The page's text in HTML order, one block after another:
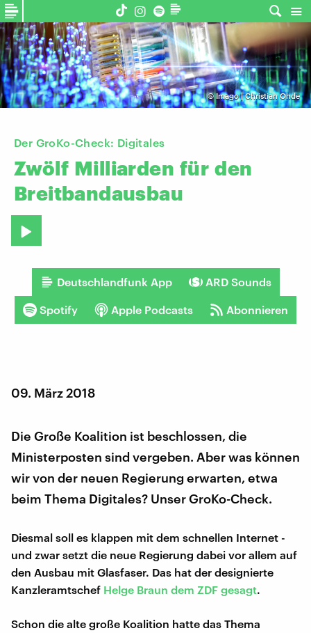
©Imago | Christian Ohde
Der GroKo-Check: Digitales
Zwölf Milliarden für den
Breitbandausbau
Deutschlandfunk App ARD Sounds
Spotify Apple Podcasts Abonnieren
09. März 2018
Die Große Koalition ist beschlossen, die
Ministerposten sind vergeben. Aber was können
wir von der neuen Regierung erwarten, etwa
beim Thema Digitales? Unser GroKo-Check.
Diesmal soll es klappen mit dem schnellen Internet -
und zwar setzt die neue Regierung dabei vor allem auf
den Ausbau mit Glasfaser. Das hat der designierte
Kanzleramtschef Helge Braun dem ZDF gesagt.
Schon die alte große Koalition hatte das Thema